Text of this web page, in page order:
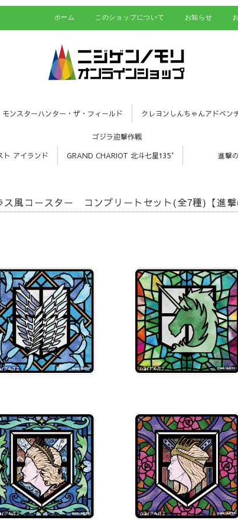
ホーム このショップについて お知らせ
モンスターハンター・ザ・フィールド クレヨンしんちゃんアドベン
ゴジラ迎撃作戦
ト アイランド
GRAND CHARIOT 北斗七星135° 進撃
ス風コースター コンプリートセット(全7種)【進撃